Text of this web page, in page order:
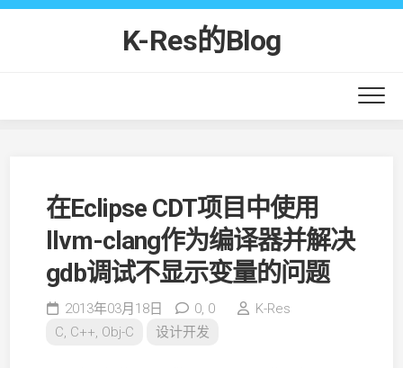
Skip
K-Res的Blog
在Eclipse CDT项目中使用
llvm-clang作为编译器并解决
gdb调试不显示变量的问题
2013年03月18日 0, 0
K-Res
C, C++, Obj-C
设计开发